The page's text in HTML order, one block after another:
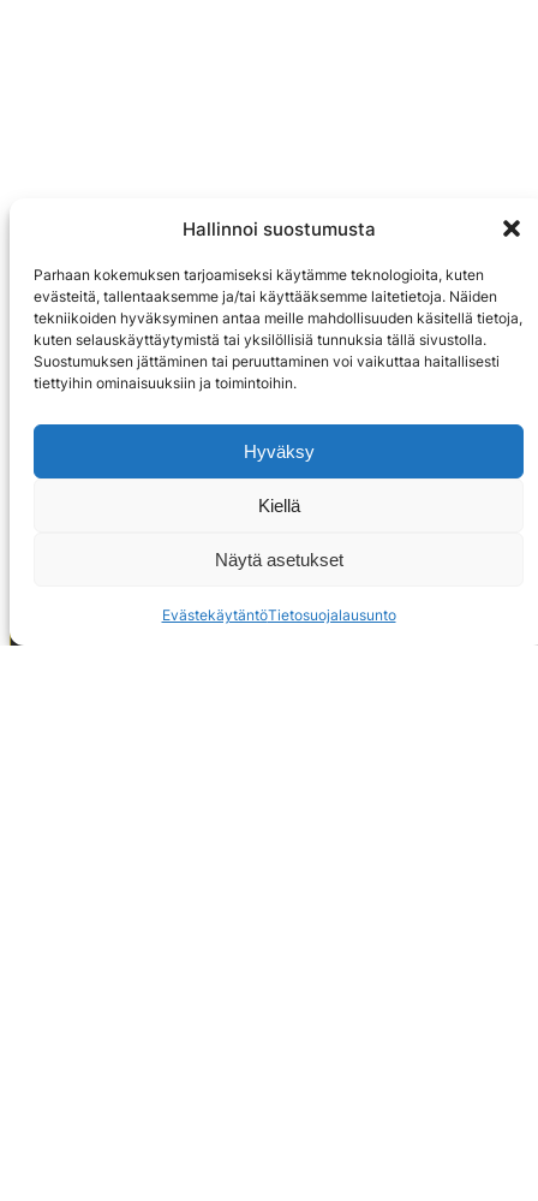
Hallinnoi suostumusta
Parhaan kokemuksen tarjoamiseksi käytämme teknologioita, kuten
evästeitä, tallentaaksemme ja/tai käyttääksemme laitetietoja. Näiden
tekniikoiden hyväksyminen antaa meille mahdollisuuden käsitellä tietoja,
kuten selauskäyttäytymistä tai yksilöllisiä tunnuksia tällä sivustolla.
Suostumuksen jättäminen tai peruuttaminen voi vaikuttaa haitallisesti
tiettyihin ominaisuuksiin ja toimintoihin.
Hyväksy
Kiellä
Näytä asetukset
EvästekäytäntöTietosuojalausunto
OTA YHTEYTTÄ